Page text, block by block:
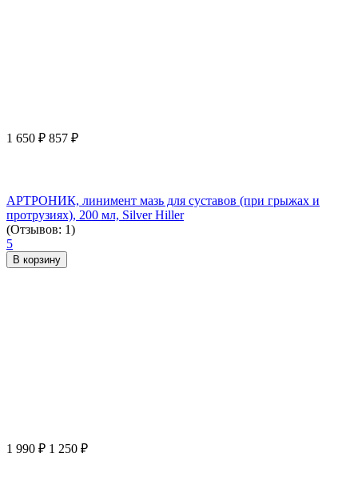
1 650 ₽ 857 ₽
АРТРОНИК, линимент мазь для суставов (при грыжах и
протрузиях), 200 мл, Silver Hiller
(Отзывов: 1)
5
В корзину
1 990 ₽ 1 250 ₽